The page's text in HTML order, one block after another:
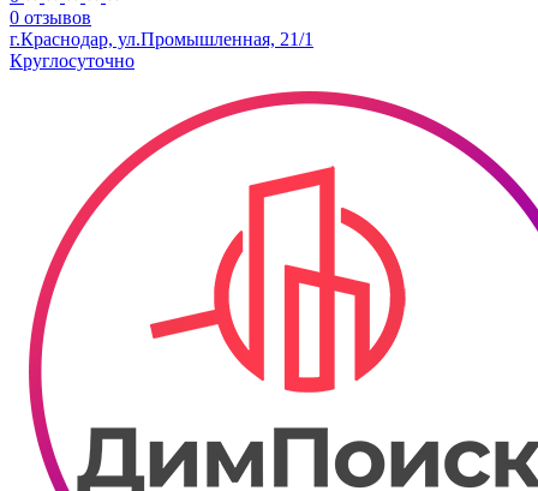
0 отзывов
г.Краснодар, ул.Промышленная, 21/1
Круглосуточно